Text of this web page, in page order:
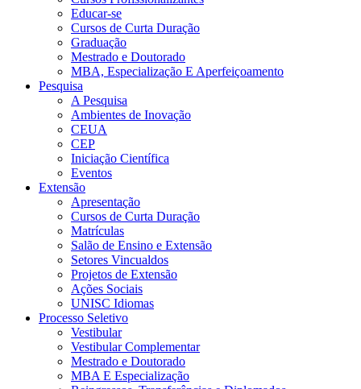
Educar-se
Cursos de Curta Duração
Graduação
Mestrado e Doutorado
MBA, Especialização E Aperfeiçoamento
Pesquisa
A Pesquisa
Ambientes de Inovação
CEUA
CEP
Iniciação Científica
Eventos
Extensão
Apresentação
Cursos de Curta Duração
Matrículas
Salão de Ensino e Extensão
Setores Vincualdos
Projetos de Extensão
Ações Sociais
UNISC Idiomas
Processo Seletivo
Vestibular
Vestibular Complementar
Mestrado e Doutorado
MBA E Especialização